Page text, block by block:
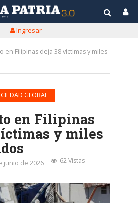
Ingresar
en Filipinas deja 38 víctimas y miles
GLOBAL
en Filipinas
y miles
junio de 2026 62 Vistas